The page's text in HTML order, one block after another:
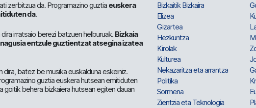
zerbitzua da. Programazino guztia euskera
da.
irratsaio berezi batzuen helburuak. Bizkaia
entzule guztientzat atsegina izatea
batez be musika euskalduna eskeiniz.
guztia euskera hutsean emitiduten
goitik behera bizkaiera hutsean egiten dauan
Bizkaitik Bizkaira
Elizea
Gizartea
Hezkuntza
Kirolak
Kulturea
Nekazaritza eta arrantza
Politika
Sormena
Zientzia eta Teknologia